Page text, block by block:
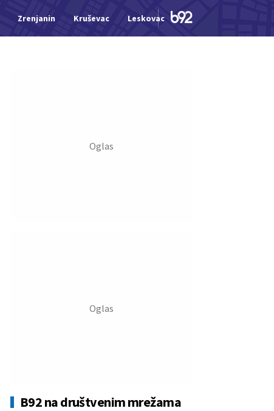
Zrenjanin Kruševac Leskovac Jagodina
B92 na društvenim mrežama